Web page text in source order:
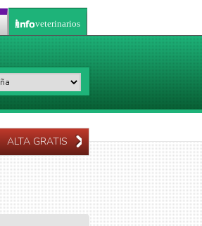
veterinarios
ALTA GRATIS